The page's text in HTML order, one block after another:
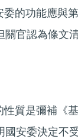
委的功能應與第
關官認為條文
性質是彌補《基
國安委決定不